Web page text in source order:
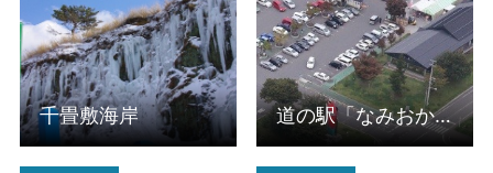
千畳敷海岸 道の駅「なみおか」アップルヒル